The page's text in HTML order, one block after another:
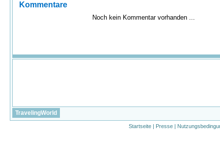
Kommentare
Noch kein Kommentar vorhanden ...
TravelingWorld
Startseite | Presse |